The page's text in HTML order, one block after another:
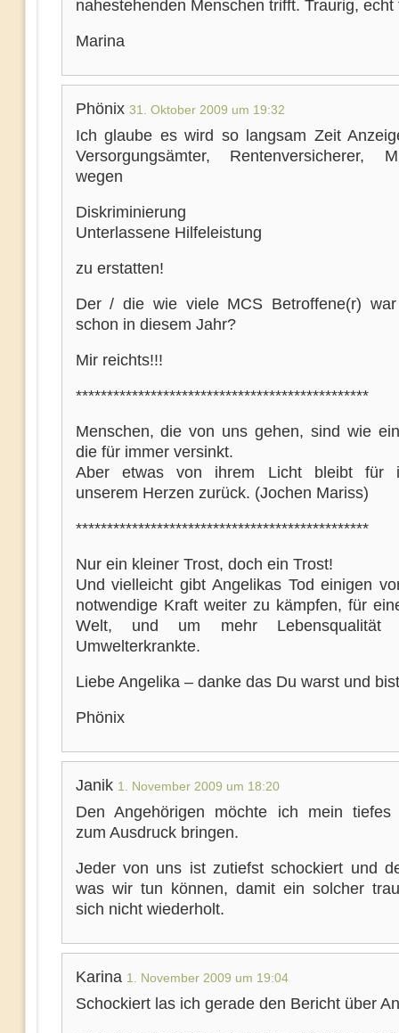
nahestehenden Menschen trifft. Traurig, echt
Marina
Phönix 31. Oktober 2009 um 19:32
Ich glaube es wird so langsam Zeit
Versorgungsämter, Rentenversicherer,
wegen
Diskriminierung
Unterlassene Hilfeleistung
zu erstatten!
Der / die wie viele MCS Betroffene(r)
schon in diesem Jahr?
Mir reichts!!!
***********************************************
Menschen, die von uns gehen, sind wie
die für immer versinkt.
Aber etwas von ihrem Licht bleibt für
unserem Herzen zurück. (Jochen Mariss)
***********************************************
Nur ein kleiner Trost, doch ein Trost!
Und vielleicht gibt Angelikas Tod einigen
notwendige Kraft weiter zu kämpfen, für
Welt, und um mehr
Umwelterkrankte.
Liebe Angelika – danke das Du warst und
Phönix
Janik 1. November 2009 um 18:20
Den Angehörigen möchte ich mein tiefes
zum Ausdruck bringen.
Jeder von uns ist zutiefst schockiert und
was wir tun können, damit ein solcher
sich nicht wiederholt.
Karina 1. November 2009 um 19:04
Schockiert las ich gerade den Bericht über